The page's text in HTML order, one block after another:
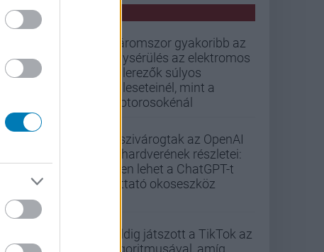
PCW HÍREK
Háromszor gyakoribb az
agysérülés az elektromos
rollerezők súlyos
baleseteinél, mint a
motorosokénál
Kiszivárogtak az OpenAI
új hardverének részletei:
ilyen lehet a ChatGPT-t
futtató okoseszköz
Addig játszott a TikTok az
algoritmusával, amíg